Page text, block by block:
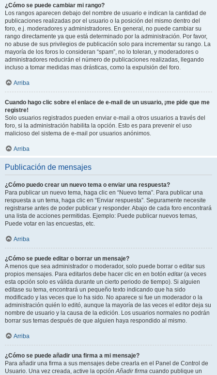
¿Cómo se puede cambiar mi rango?
Los rangos aparecen debajo del nombre de usuario e indican la cantidad de
publicaciones realizadas por el usuario o la posición del mismo dentro del
foro, e.j. moderadores y administradores. En general, no puede cambiar su
rango directamente ya que está determinado por la administración. Por favor,
no abuse de sus privilegios de publicación solo para incrementar su rango. La
mayoría de los foros lo consideran “spam”, no lo toleran, y moderadores o
administradores reducirán el número de publicaciones realizadas, llegando
incluso a tomar medidas mas drásticas, como la expulsión del foro.
Arriba
Cuando hago clic sobre el enlace de e-mail de un usuario, ¡me pide que me
registre!
Solo usuarios registrados pueden enviar e-mail a otros usuarios a través del
foro, si la administración habilita la opción. Esto es para prevenir el uso
malicioso del sistema de e-mail por usuarios anónimos.
Arriba
Publicación de mensajes
¿Cómo puedo crear un nuevo tema o enviar una respuesta?
Para publicar un nuevo tema, haga clic en “Nuevo tema”. Para publicar una
respuesta a un tema, haga clic en “Enviar respuesta”. Seguramente necesite
registrarse antes de poder publicar y responder. Abajo de cada foro encontrará
una lista de acciones permitidas. Ejemplo: Puede publicar nuevos temas,
Puede votar en las encuestas, etc.
Arriba
¿Cómo se puede editar o borrar un mensaje?
A menos que sea administrador o moderador, solo puede borrar o editar sus
propios mensajes. Para editarlos debe hacer clic en en botón editar(a veces
esta opción solo es válida durante un cierto periodo de tiempo). Si alguien
editase su tema, encontrará un pequeño texto indicando que ha sido
modificado y las veces que lo ha sido. No aparece si fue un moderador o la
administración quién lo editó, aunque la mayoría de las veces el editor deja su
nombre de usuario y la causa de la edición. Los usuarios normales no podrán
borrar sus temas después de que alguien haya respondido al mismo.
Arriba
¿Cómo se puede añadir una firma a mi mensaje?
Para añadir una firma a sus mensajes debe crearla en el Panel de Control de
Usuario. Una vez creada, active la opciónAñadir firma cuando publique un